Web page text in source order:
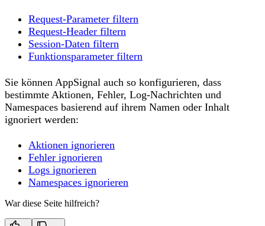
Request-Parameter filtern
Request-Header filtern
Session-Daten filtern
Funktionsparameter filtern
Sie können AppSignal auch so konfigurieren, dass
bestimmte Aktionen, Fehler, Log-Nachrichten und
Namespaces basierend auf ihrem Namen oder Inhalt
ignoriert werden:
Aktionen ignorieren
Fehler ignorieren
Logs ignorieren
Namespaces ignorieren
War diese Seite hilfreich?